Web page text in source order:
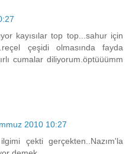
kayısılar top top...sahur için
çeşidi olmasında fayda
cumalar diliyorum.öptüüümm
2010 10:27
çekti gerçekten..Nazım'la